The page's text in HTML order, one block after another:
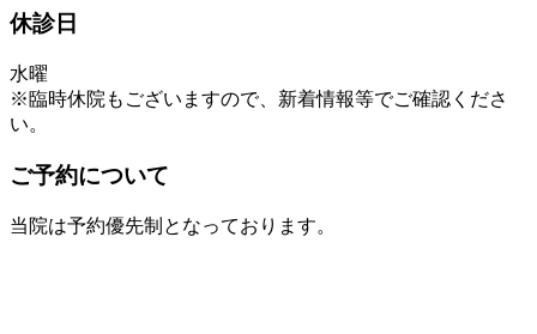
休診日
水曜
※臨時休院もございますので、新着情報等でご確認くださ
い。
ご予約について
当院は予約優先制となっております。